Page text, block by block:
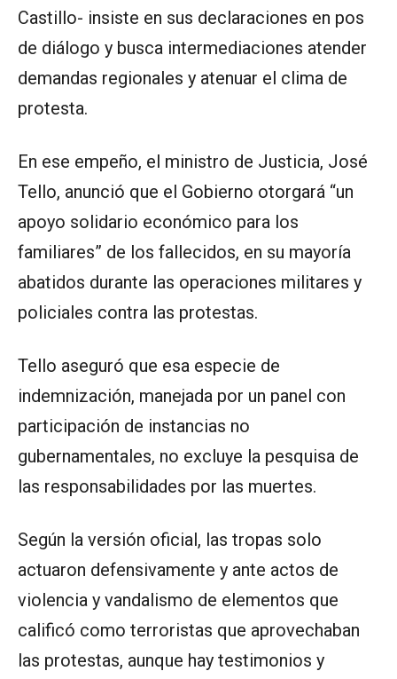
Castillo- insiste en sus declaraciones en pos
de diálogo y busca intermediaciones atender
demandas regionales y atenuar el clima de
protesta.
En ese empeño, el ministro de Justicia, José
Tello, anunció que el Gobierno otorgará “un
apoyo solidario económico para los
familiares” de los fallecidos, en su mayoría
abatidos durante las operaciones militares y
policiales contra las protestas.
Tello aseguró que esa especie de
indemnización, manejada por un panel con
participación de instancias no
gubernamentales, no excluye la pesquisa de
las responsabilidades por las muertes.
Según la versión oficial, las tropas solo
actuaron defensivamente y ante actos de
violencia y vandalismo de elementos que
calificó como terroristas que aprovechaban
las protestas, aunque hay testimonios y